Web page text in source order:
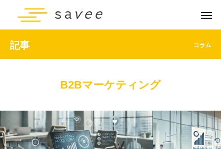
記事 コラム
B2Bマーケティング